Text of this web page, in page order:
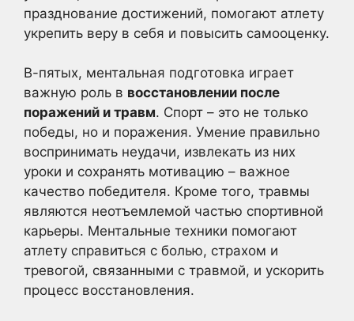
празднование достижений, помогают атлету
укрепить веру в себя и повысить самооценку.
В-пятых, ментальная подготовка играет
важную роль в восстановлении после
поражений и травм. Спорт – это не только
победы, но и поражения. Умение правильно
воспринимать неудачи, извлекать из них
уроки и сохранять мотивацию – важное
качество победителя. Кроме того, травмы
являются неотъемлемой частью спортивной
карьеры. Ментальные техники помогают
атлету справиться с болью, страхом и
тревогой, связанными с травмой, и ускорить
процесс восстановления.